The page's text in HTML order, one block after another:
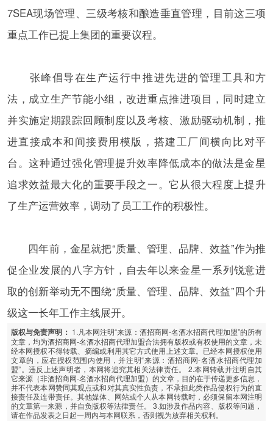
7SEA现场管理、三级考核和酿造垂直管理，目前这三项
重点工作已提上集团的重要议程。
张峰倡导在生产运行中推进先进的管理工具和方
法，成立生产节能小组，改进重点推进项目，同时建立
并实施定期跟踪回顾制度以及考核、激励驱动机制，推
进直接成本和间接费用模版，搭建工厂间横向比对平
台。这种通过强化管理提升效率降低成本的做法是金星
追求效益最大化的重要手段之一。它从很大程度上提升
了生产运营效率，调动了员工工作的积极性。
四年前，金星就把“质量、管理、品牌、效益”作为推
促企业发展的八字方针，自去年以来金星一系列锐意进
取的创新举动无不围绕“质量、管理、品牌、效益”四个升
级这一长年工作主线展开。
版权与免责声明： 1.凡本网注明“来源：酒招商网-名酒水招商代理加盟”的所有
文章，均为酒招商网-名酒水招商代理加盟合法拥有版权或有权使用的文章，未
经本网授权不得转载、摘编或利用其它方式使用上述文章。已经本网授权使用
文章的，应在授权范围内使用，并注明“来源：酒招商网-名酒水招商代理加
盟”。违反上述声明者，本网将追究其相关法律责任。 2.本网转载并注明自其
它来源（非酒招商网-名酒水招商代理加盟）的文章，目的在于传递更多信息，
并不代表本网赞同其观点或和对其真实性负责，不承担此类作品侵权行为的直
接责任及连带责任。其他媒体、网站或个人从本网转载时，必须保留本网注明
的文章第一来源，并自负版权等法律责任。 3.如涉及作品内容、版权等问题，
请在作品发表之日起一周内与本网联系，否则视为放弃相关权利。